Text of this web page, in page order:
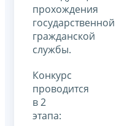
прохождения
государственной
гражданской
службы.
Конкурс
проводится
в 2
этапа: